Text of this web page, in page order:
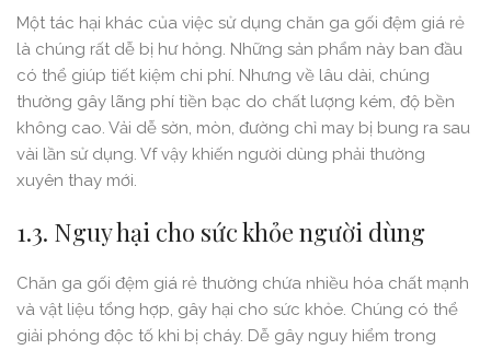
Một tác hại khác của việc sử dụng chăn ga gối đệm giá rẻ
là chúng rất dễ bị hư hỏng. Những sản phẩm này ban đầu
có thể giúp tiết kiệm chi phí. Nhưng về lâu dài, chúng
thường gây lãng phí tiền bạc do chất lượng kém, độ bền
không cao. Vải dễ sờn, mòn, đường chỉ may bị bung ra sau
vài lần sử dụng. Vf vậy khiến người dùng phải thường
xuyên thay mới.
1.3. Nguy hại cho sức khỏe người dùng
Chăn ga gối đệm giá rẻ thường chứa nhiều hóa chất mạnh
và vật liệu tổng hợp, gây hại cho sức khỏe. Chúng có thể
giải phóng độc tố khi bị cháy. Dễ gây nguy hiểm trong